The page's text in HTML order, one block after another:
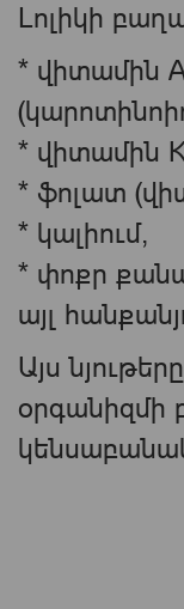
Լոլիկի
* վիտամին
* վիտամին
* ֆոլատ
* կալիում,
* փոքր
այլ
Այս
օրգանիզմի